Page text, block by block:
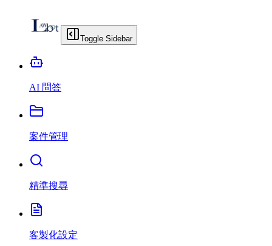
Toggle Sidebar
AI 問答
案件管理
精準搜尋
客製化設定